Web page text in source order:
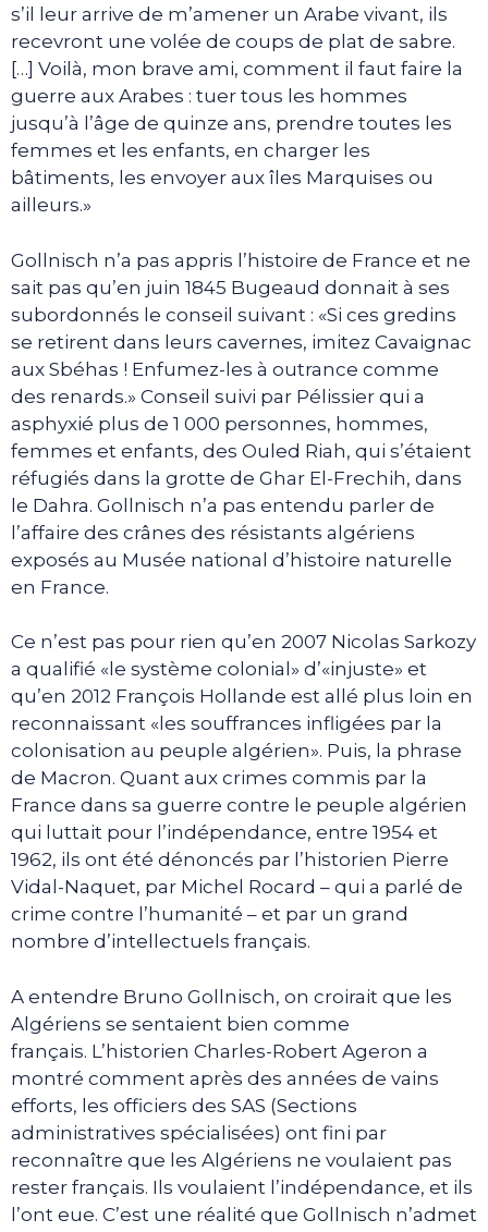
s’il leur arrive de m’amener un Arabe vivant, ils
recevront une volée de coups de plat de sabre.
[…] Voilà, mon brave ami, comment il faut faire la
guerre aux Arabes : tuer tous les hommes
jusqu’à l’âge de quinze ans, prendre toutes les
femmes et les enfants, en charger les
bâtiments, les envoyer aux îles Marquises ou
ailleurs.»
Gollnisch n’a pas appris l’histoire de France et ne
sait pas qu’en juin 1845 Bugeaud donnait à ses
subordonnés le conseil suivant : «Si ces gredins
se retirent dans leurs cavernes, imitez Cavaignac
aux Sbéhas ! Enfumez-les à outrance comme
des renards.» Conseil suivi par Pélissier qui a
asphyxié plus de 1 000 personnes, hommes,
femmes et enfants, des Ouled Riah, qui s’étaient
réfugiés dans la grotte de Ghar El-Frechih, dans
le Dahra. Gollnisch n’a pas entendu parler de
l’affaire des crânes des résistants algériens
exposés au Musée national d’histoire naturelle
en France.
Ce n’est pas pour rien qu’en 2007 Nicolas Sarkozy
a qualifié «le système colonial» d’«injuste» et
qu’en 2012 François Hollande est allé plus loin en
reconnaissant «les souffrances infligées par la
colonisation au peuple algérien». Puis, la phrase
de Macron. Quant aux crimes commis par la
France dans sa guerre contre le peuple algérien
qui luttait pour l’indépendance, entre 1954 et
1962, ils ont été dénoncés par l’historien Pierre
Vidal-Naquet, par Michel Rocard – qui a parlé de
crime contre l’humanité – et par un grand
nombre d’intellectuels français.
A entendre Bruno Gollnisch, on croirait que les
Algériens se sentaient bien comme
français. L’historien Charles-Robert Ageron a
montré comment après des années de vains
efforts, les officiers des SAS (Sections
administratives spécialisées) ont fini par
reconnaître que les Algériens ne voulaient pas
rester français. Ils voulaient l’indépendance, et ils
l’ont eue. C’est une réalité que Gollnisch n’admet